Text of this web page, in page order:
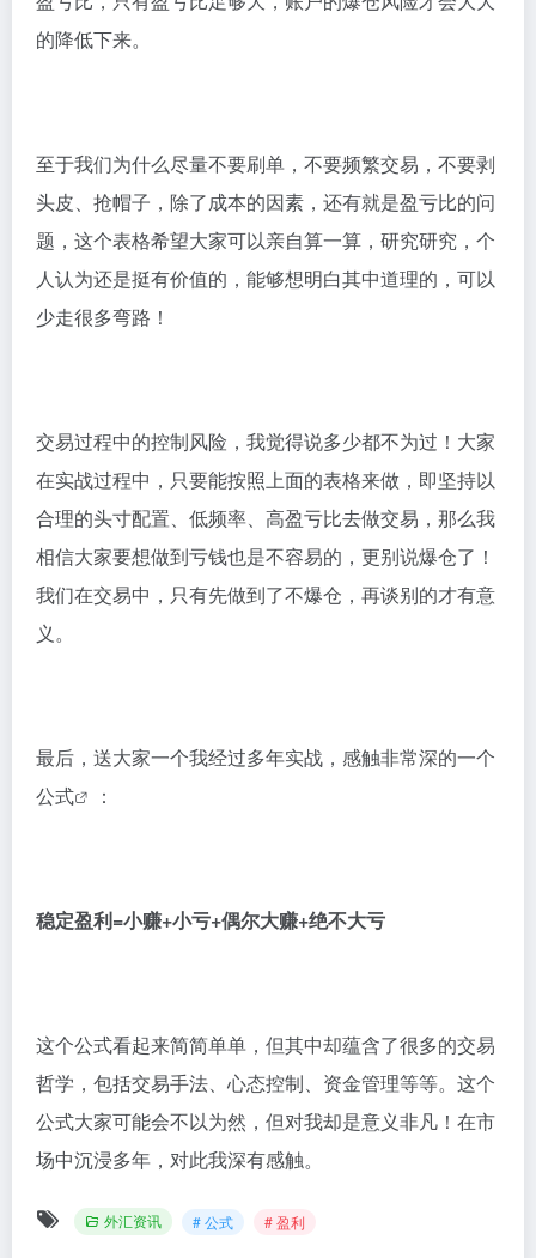
的降低下来。
至于我们为什么尽量不要刷单，不要频繁交易，不要剥
头皮、抢帽子，除了成本的因素，还有就是盈亏比的问
题，这个表格希望大家可以亲自算一算，研究研究，个
人认为还是挺有价值的，能够想明白其中道理的，可以
少走很多弯路！
交易过程中的控制风险，我觉得说多少都不为过！大家
在实战过程中，只要能按照上面的表格来做，即坚持以
合理的头寸配置、低频率、高盈亏比去做交易，那么我
相信大家要想做到亏钱也是不容易的，更别说爆仓了！
我们在交易中，只有先做到了不爆仓，再谈别的才有意
义。
最后，送大家一个我经过多年实战，感触非常深的一个
公式
：
稳定盈利=小赚+小亏+偶尔大赚+绝不大亏
这个公式看起来简简单单，但其中却蕴含了很多的交易
哲学，包括交易手法、心态控制、资金管理等等。这个
公式大家可能会不以为然，但对我却是意义非凡！在市
场中沉浸多年，对此我深有感触。
外汇资讯 # 公式 # 盈利